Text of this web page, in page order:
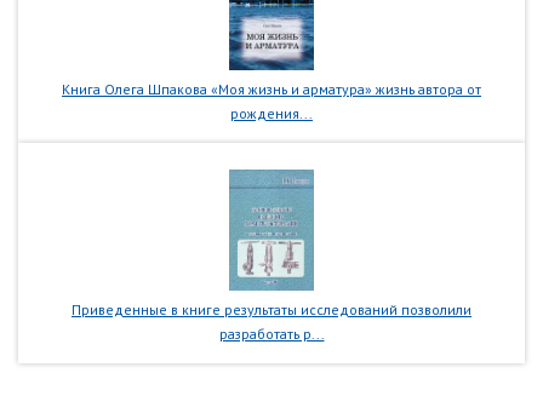
Книга Олега Шпакова «Моя жизнь и арматура» жизнь автора от
рождения...
Приведенные в книге результаты исследований позволили
разработать р...